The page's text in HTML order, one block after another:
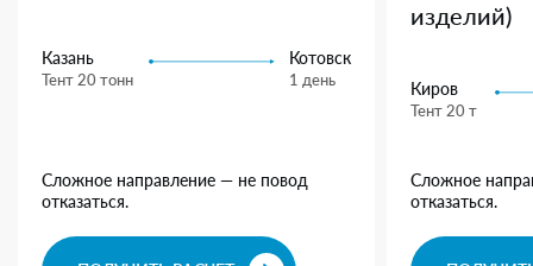
Казань
Тент 20 тонн
Котовск
1 день
Сложное направление — не повод
отказаться.
изделий)
Киров
Тент 20 т
Сложное
отказаться.